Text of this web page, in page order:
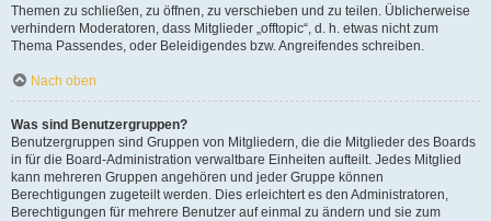
Themen zu schließen, zu öffnen, zu verschieben und zu teilen. Üblicherweise
verhindern Moderatoren, dass Mitglieder „offtopic“, d. h. etwas nicht zum
Thema Passendes, oder Beleidigendes bzw. Angreifendes schreiben.
Nach oben
Was sind Benutzergruppen?
Benutzergruppen sind Gruppen von Mitgliedern, die die Mitglieder des Boards
in für die Board-Administration verwaltbare Einheiten aufteilt. Jedes Mitglied
kann mehreren Gruppen angehören und jeder Gruppe können
Berechtigungen zugeteilt werden. Dies erleichtert es den Administratoren,
Berechtigungen für mehrere Benutzer auf einmal zu ändern und sie zum